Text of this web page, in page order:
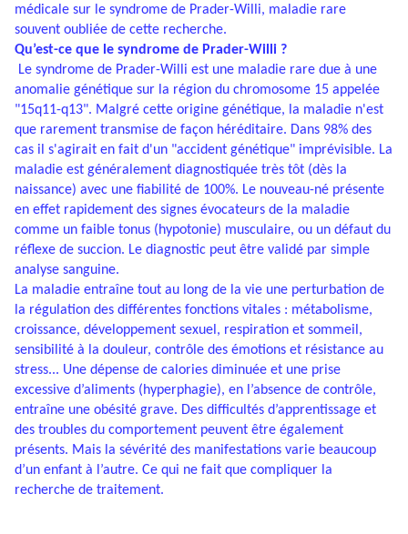
médicale sur le syndrome de Prader-Willi, maladie rare
souvent oubliée de cette recherche.
Qu’est-ce que le syndrome de Prader-Willi ?
Le syndrome de Prader-Willi est une maladie rare due à une
anomalie génétique sur la région du chromosome 15 appelée
"15q11-q13". Malgré cette origine génétique, la maladie n'est
que rarement transmise de façon héréditaire. Dans 98% des
cas il s'agirait en fait d'un "accident génétique" imprévisible. La
maladie est généralement diagnostiquée très tôt (dès la
naissance) avec une fiabilité de 100%. Le nouveau-né présente
en effet rapidement des signes évocateurs de la maladie
comme un faible tonus (hypotonie) musculaire, ou un défaut du
réflexe de succion. Le diagnostic peut être validé par simple
analyse sanguine.
La maladie entraîne tout au long de la vie une perturbation de
la régulation des différentes fonctions vitales : métabolisme,
croissance, développement sexuel, respiration et sommeil,
sensibilité à la douleur, contrôle des émotions et résistance au
stress... Une dépense de calories diminuée et une prise
excessive d’aliments (hyperphagie), en l’absence de contrôle,
entraîne une obésité grave. Des difficultés d’apprentissage et
des troubles du comportement peuvent être également
présents. Mais la sévérité des manifestations varie beaucoup
d’un enfant à l’autre. Ce qui ne fait que compliquer la
recherche de traitement.